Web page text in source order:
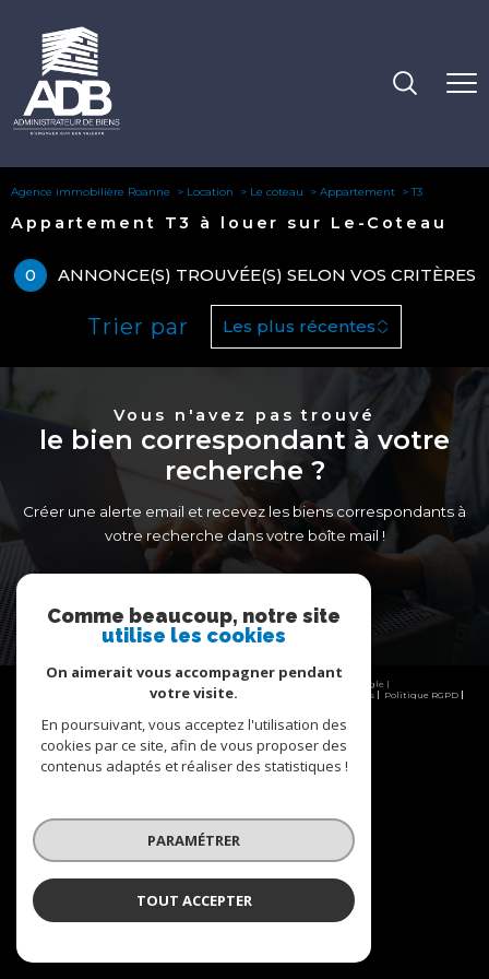
Agence immobilière Roanne Location Le coteau Appartement T3
Appartement T3 à louer sur Le-Coteau
0 ANNONCE(S) TROUVÉE(S) SELON VOS CRITÈRES
Trier par Les plus récentes
Vous n'avez pas trouvé
le bien correspondant à votre
recherche ?
Créer une alerte email et recevez les biens correspondants à
votre recherche dans votre boîte mail !
© 2026 | Tous droits réservés | Traduction powered by Google |
Plan du site Mentions légales Partenaires
Politique RGPD
Comme beaucoup, notre site
utilise les cookies
On aimerait vous accompagner pendant
votre visite.
En poursuivant, vous acceptez l'utilisation des
cookies par ce site, afin de vous proposer des
contenus adaptés et réaliser des statistiques !
PARAMÉTRER
TOUT ACCEPTER